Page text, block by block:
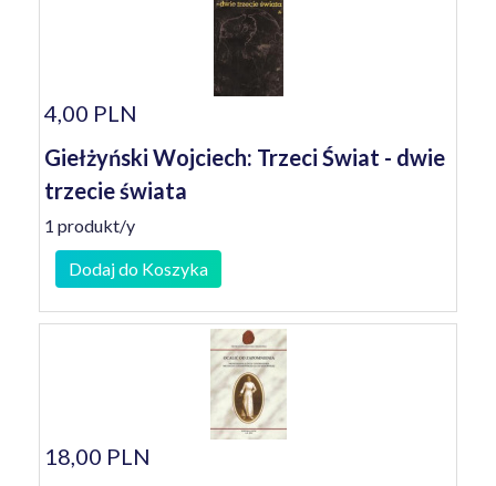
4,00 PLN
Giełżyński Wojciech: Trzeci Świat - dwie
trzecie świata
1 produkt/y
Dodaj do Koszyka
18,00 PLN